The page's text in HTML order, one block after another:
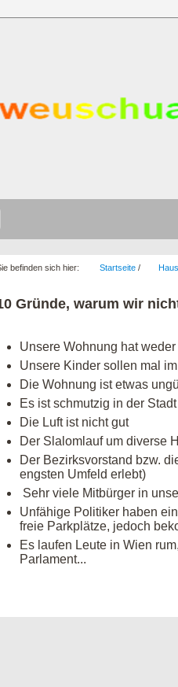
befinden sich hier: Startseite / Haus
Gründe, warum wir
Unsere Wohnung hat
Unsere Kinder sollen mal
Die Wohnung ist etwas
Es ist schmutzig in der Stadt
Die Luft ist nicht gut
Der Slalomlauf um diverse
Der Bezirksvorstand bzw.
engsten Umfeld erlebt)
Sehr viele Mitbürger in
Unfähige Politiker haben
freie Parkplätze, jedoch
Es laufen Leute in Wien
Parlament...